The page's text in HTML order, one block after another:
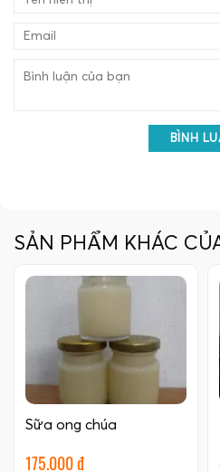
BÌNH
SẢN PHẨM KHÁC
Sữa ong chúa
175.000 đ